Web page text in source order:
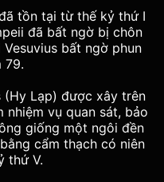
tồn tại từ thế kỷ thứ I
đã bất ngờ bị chôn
bất ngờ phun
79.
(Hy Lạp) được xây trên
nhiệm vụ quan sát, bảo
giống một ngôi đền
cẩm thạch có niên
thứ V.